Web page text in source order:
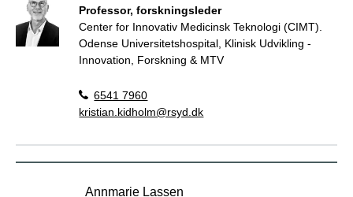
Professor, forskningsleder
Center for Innovativ Medicinsk Teknologi (CIMT).
Odense Universitetshospital, Klinisk Udvikling -
Innovation, Forskning & MTV
6541 7960
kristian.kidholm@rsyd.dk
Annmarie Lassen